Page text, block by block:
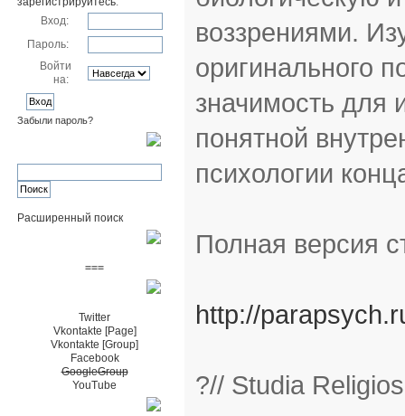
Вход:
Пароль:
Войти
на:
Забыли пароль?
Расширенный поиск
===
Twitter
Vkontakte [Page]
Vkontakte [Group]
Facebook
GoogleGroup
YouTube
воззрениями.
оригинального
значимость для
понятной
психологии
Полная версия
http://
?// Studia